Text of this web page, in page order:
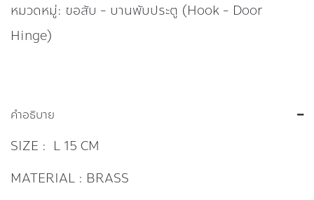
หมวดหมู่: ขอสับ - บานพับประตู (Hook - Door
Hinge)
คำอธิบาย
SIZE : L 15 CM
MATERIAL : BRASS